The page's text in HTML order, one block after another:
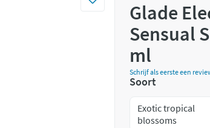
Glade
Sensual
ml
Schrijf als eerste een
Soort
Exotic tropical
blossoms